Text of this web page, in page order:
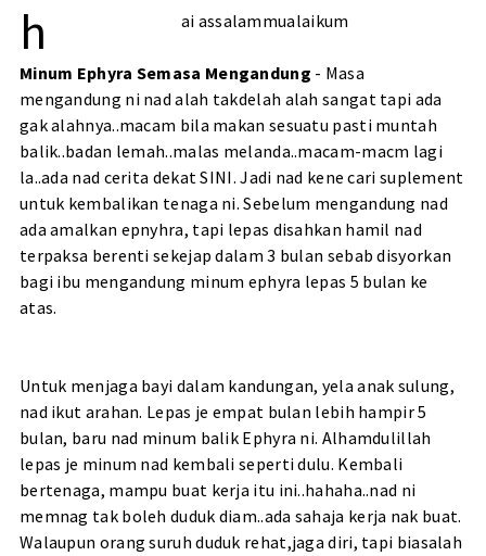
h ai assalammualaikum
Minum Ephyra Semasa Mengandung - Masa
mengandung ni nad alah takdelah alah sangat tapi ada
gak alahnya..macam bila makan sesuatu pasti muntah
balik..badan lemah..malas melanda..macam-macm lagi
la..ada nad cerita dekatSINI. Jadi nad kene cari suplement
untuk kembalikan tenaga ni. Sebelum mengandung nad
ada amalkan epnyhra, tapi lepas disahkan hamil nad
terpaksa berenti sekejap dalam 3 bulan sebab disyorkan
bagi ibu mengandung minum ephyra lepas 5 bulan ke
atas.
Untuk menjaga bayi dalam kandungan, yela anak sulung,
nad ikut arahan. Lepas je empat bulan lebih hampir 5
bulan, baru nad minum balik Ephyra ni. Alhamdulillah
lepas je minum nad kembali seperti dulu. Kembali
bertenaga, mampu buat kerja itu ini..hahaha..nad ni
memnag tak boleh duduk diam..ada sahaja kerja nak buat.
Walaupun orang suruh duduk rehat,jaga diri, tapi biasalah